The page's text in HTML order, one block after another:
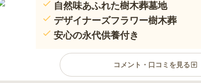
自然味あふれた樹木葬墓地
デザイナーズフラワー樹木葬
安心の永代供養付き
コメント・口コミを見る